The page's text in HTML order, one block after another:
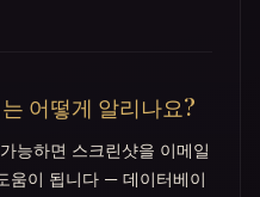
어떻게 알리나요?
능하면 스크린샷을 이메일
움이 됩니다 — 데이터베이